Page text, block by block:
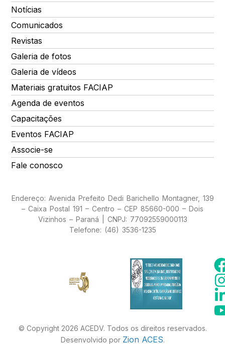
Notícias
Comunicados
Revistas
Galeria de fotos
Galeria de vídeos
Materiais gratuitos FACIAP
Agenda de eventos
Capacitações
Eventos FACIAP
Associe-se
Fale conosco
Endereço: Avenida Prefeito Dedi Barichello Montagner, 139
– Caixa Postal 191 – Centro – CEP 85660-000 – Dois
Vizinhos – Paraná | CNPJ: 77092559000113
Telefone: (46) 3536-1235
© Copyright 2026 ACEDV. Todos os direitos reservados.
Desenvolvido por Zion ACES.